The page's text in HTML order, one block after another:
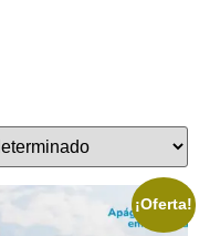
¡Oferta!